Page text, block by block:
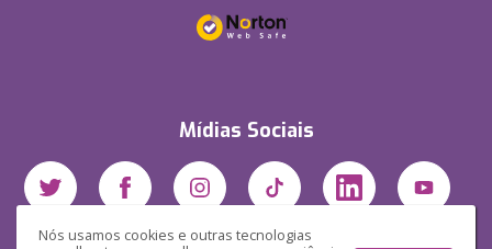
Nós usamos cookies e outras tecnologias
Mídias Sociais